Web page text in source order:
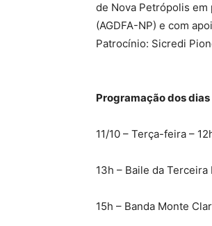
de Nova Petrópolis em
(AGDFA-NP) e com
Patrocínio: Sicredi
Programação dos dias
11/10 – Terça-feira –
13h – Baile da Terceira
15h – Banda Monte